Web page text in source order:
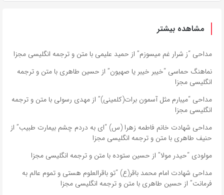
مشاهده بیشتر
مداحی “ز شرار غم میسوزم” از حمید علیمی با متن و ترجمه انگلیسی مجزا
نماهنگ حماسی “خیبر خیبر یا صهیون” از حسین طاهری با متن و ترجمه
انگلیسی مجزا
مداحی “میبارم مثل آسمون برات(کلمینی)” از مهدی رسولی با متن و ترجمه
انگلیسی مجزا
مداحی شهادت خانم فاطمه زهرا (س) “ای به دردم چشم بیمارت طبیب” از
حنیف طاهری با متن و ترجمه انگلیسی مجزا
مولودی “حیدر مولا” از حسین ستوده با متن و ترجمه انگلیسی مجزا
مداحی شهادت امام محمد باقر(ع) “تو باقرالعلوم هستی و تموم عالم به
فرمانت” از حسین طاهری با متن و ترجمه انگلیسی مجزا